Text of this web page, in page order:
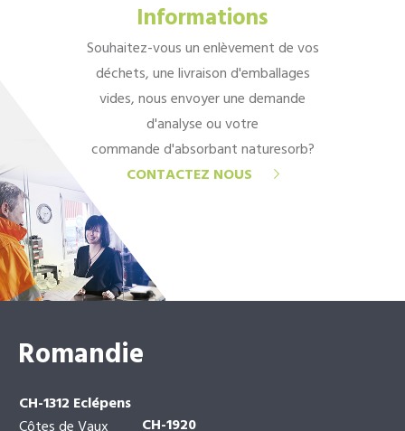
Informations
Souhaitez-vous un enlèvement de vos
déchets, une livraison d'emballages
vides, nous envoyer une demande
d'analyse ou votre
commande d'absorbant naturesorb?
CONTACTEZ NOUS
Romandie
CH-1312 Eclépens
CH-1920